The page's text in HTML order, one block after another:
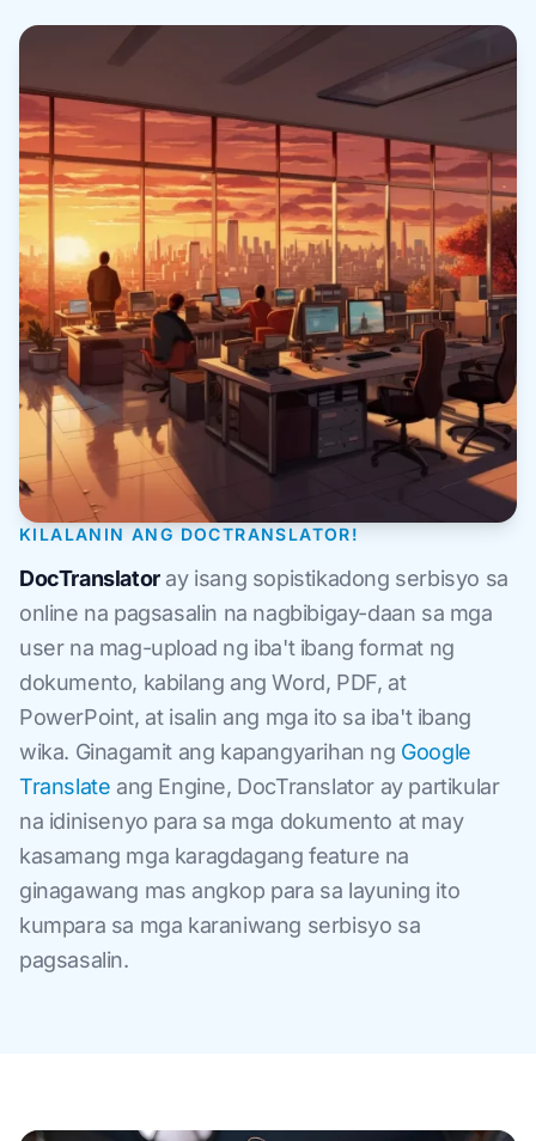
KILALANIN ANG DOCTRANSLATOR!
DocTranslatoray isang sopistikadong serbisyo sa
online na pagsasalin na nagbibigay-daan sa mga
user na mag-upload ng iba't ibang format ng
dokumento, kabilang ang Word, PDF, at
PowerPoint, at isalin ang mga ito sa iba't ibang
wika. Ginagamit ang kapangyarihan ng Google
Translate ang Engine, DocTranslator ay partikular
na idinisenyo para sa mga dokumento at may
kasamang mga karagdagang feature na
ginagawang mas angkop para sa layuning ito
kumpara sa mga karaniwang serbisyo sa
pagsasalin.